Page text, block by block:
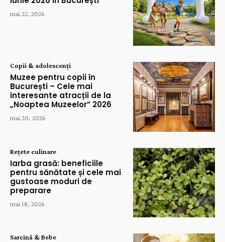
mai 22, 2026
Copii & adolescenți
Muzee pentru copii în
București – Cele mai
interesante atracții de la
„Noaptea Muzeelor” 2026
mai 20, 2026
Rețete culinare
Iarba grasă: beneficiile
pentru sănătate și cele mai
gustoase moduri de
preparare
mai 18, 2026
Sarcină & Bebe